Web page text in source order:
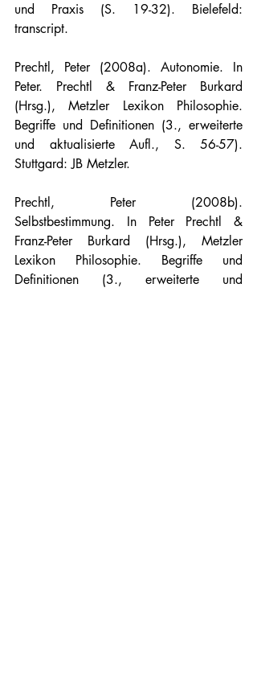
und Praxis (S. 19-32). Bielefeld:
transcript.
Prechtl, Peter (2008a). Autonomie. In
Peter. Prechtl & Franz-Peter Burkard
(Hrsg.), Metzler Lexikon Philosophie.
Begriffe und Definitionen (3., erweiterte
und aktualisierte Aufl., S. 56-57).
Stuttgard: JB Metzler.
Prechtl, Peter (2008b).
Selbstbestimmung. In Peter Prechtl &
Franz-Peter Burkard (Hrsg.), Metzler
Lexikon Philosophie. Begriffe und
Definitionen (3., erweiterte und